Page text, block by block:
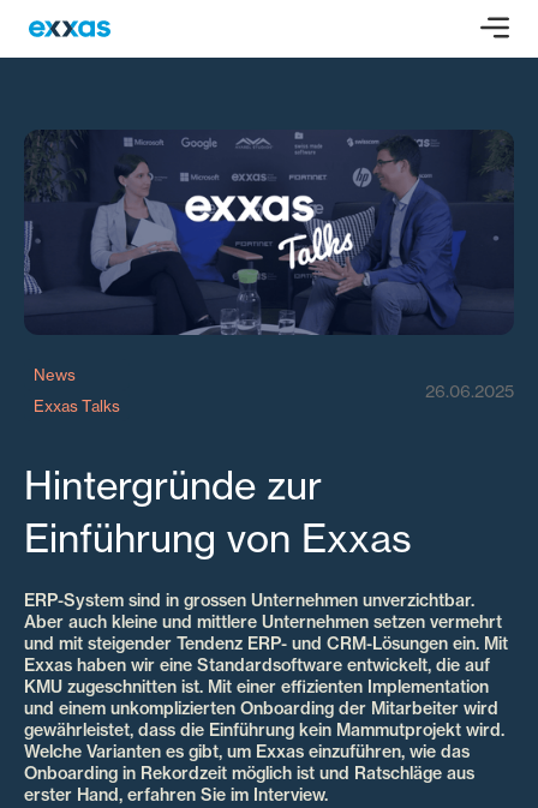
News
Exxas Talks
26.06.2025
Hintergründe zur
Einführung von Exxas
ERP-System sind in grossen Unternehmen unverzichtbar.
Aber auch kleine und mittlere Unternehmen setzen vermehrt
und mit steigender Tendenz ERP- und CRM-Lösungen ein. Mit
Exxas haben wir eine Standardsoftware entwickelt, die auf
KMU zugeschnitten ist. Mit einer effizienten Implementation
und einem unkomplizierten Onboarding der Mitarbeiter wird
gewährleistet, dass die Einführung kein Mammutprojekt wird.
Welche Varianten es gibt, um Exxas einzuführen, wie das
Onboarding in Rekordzeit möglich ist und Ratschläge aus
erster Hand, erfahren Sie im Interview.